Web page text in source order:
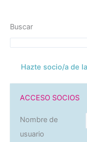
Buscar
Hazte socio/a de
ACCESO SOCIOS
Nombre de
usuario